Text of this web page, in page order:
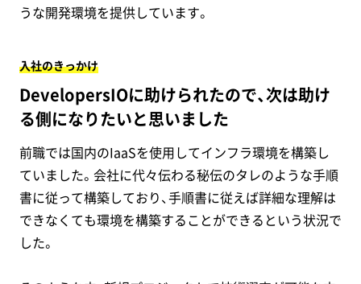
うな開発環境を提供しています。
入社のきっかけ
DevelopersIOに助けられたので、次は助け
る側になりたいと思いました
前職では国内のIaaSを使用してインフラ環境を構築し
ていました。会社に代々伝わる秘伝のタレのような手順
書に従って構築しており、手順書に従えば詳細な理解は
できなくても環境を構築することができるという状況で
した。